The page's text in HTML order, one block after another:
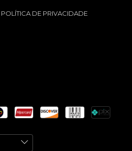
POLÍTICA DE PRIVACIDADE